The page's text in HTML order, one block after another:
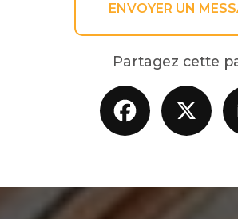
ENVOYER UN
Partagez cette
Facebook